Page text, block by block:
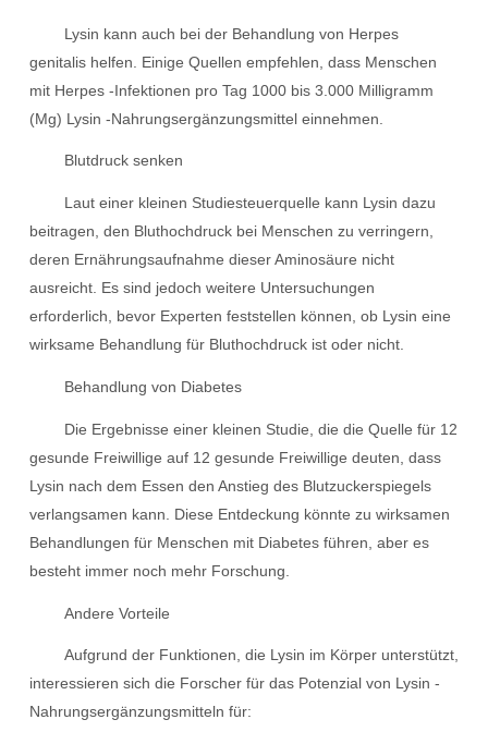
Lysin kann auch bei der Behandlung von Herpes
genitalis helfen. Einige Quellen empfehlen, dass Menschen
mit Herpes -Infektionen pro Tag 1000 bis 3.000 Milligramm
(Mg) Lysin -Nahrungsergänzungsmittel einnehmen.
Blutdruck senken
Laut einer kleinen Studiesteuerquelle kann Lysin dazu
beitragen, den Bluthochdruck bei Menschen zu verringern,
deren Ernährungsaufnahme dieser Aminosäure nicht
ausreicht. Es sind jedoch weitere Untersuchungen
erforderlich, bevor Experten feststellen können, ob Lysin eine
wirksame Behandlung für Bluthochdruck ist oder nicht.
Behandlung von Diabetes
Die Ergebnisse einer kleinen Studie, die die Quelle für 12
gesunde Freiwillige auf 12 gesunde Freiwillige deuten, dass
Lysin nach dem Essen den Anstieg des Blutzuckerspiegels
verlangsamen kann. Diese Entdeckung könnte zu wirksamen
Behandlungen für Menschen mit Diabetes führen, aber es
besteht immer noch mehr Forschung.
Andere Vorteile
Aufgrund der Funktionen, die Lysin im Körper unterstützt,
interessieren sich die Forscher für das Potenzial von Lysin -
Nahrungsergänzungsmitteln für: